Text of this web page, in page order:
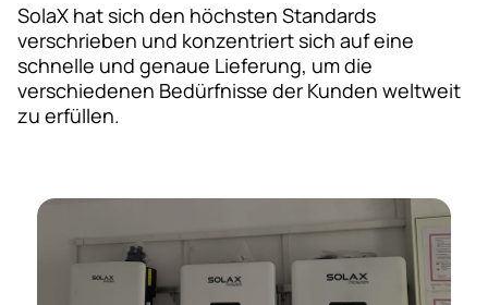
SolaX hat sich den höchsten Standards
verschrieben und konzentriert sich auf eine
schnelle und genaue Lieferung, um die
verschiedenen Bedürfnisse der Kunden weltweit
zu erfüllen.